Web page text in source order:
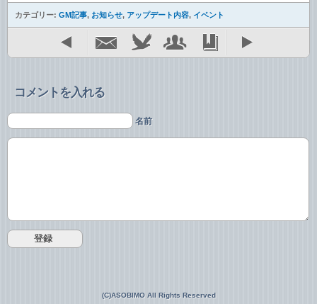
カテゴリー: GM記事, お知らせ, アップデート内容, イベント
コメントを入れる
名前
(C)ASOBIMO All Rights Reserved